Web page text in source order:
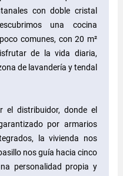
con doble cristal
una cocina
comunes, con 20 m²
de la vida diaria,
de lavandería y tendal
el distribuidor, donde el
por armarios
la vivienda nos
nos guía hacia cinco
personalidad propia y